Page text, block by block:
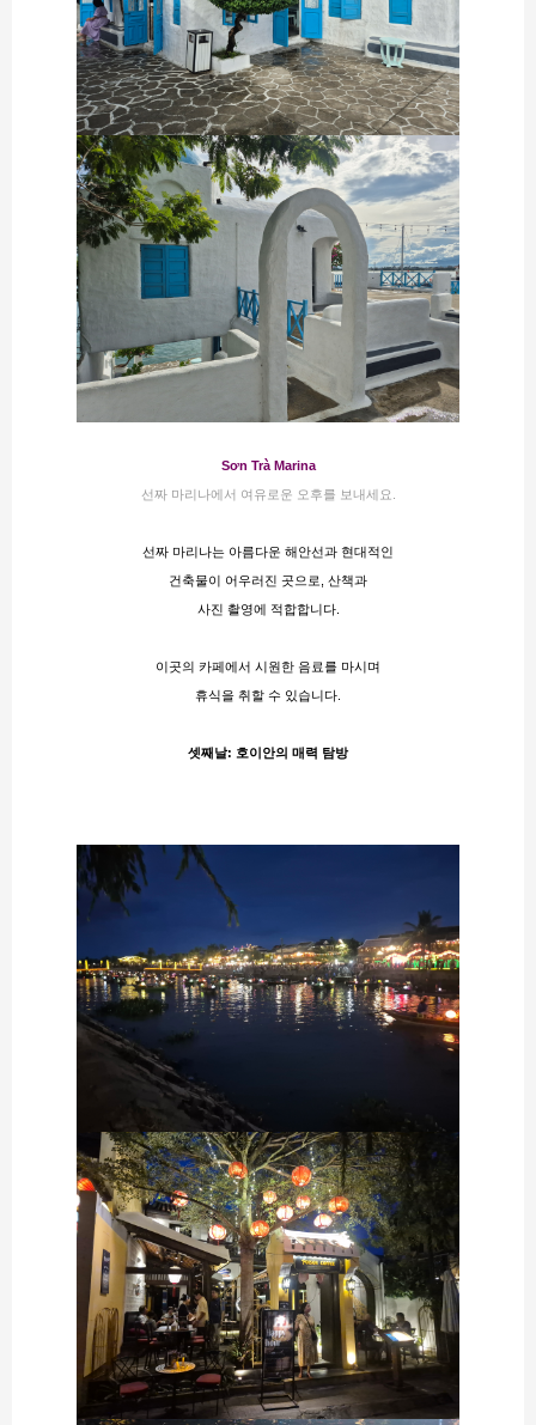
Sơn Trà Marina
선짜 마리나에서 여유로운 오후를 보내세요​​.
선짜 마리나는 아름다운 해안선과 현대적인
건축물이 어우러진 곳으로, 산책과
사진 촬영에 적합합니다.
이곳의 카페에서 시원한 음료를 마시며
휴식을 취할 수 있습니다.
셋째날: 호이안의 매력 탐방